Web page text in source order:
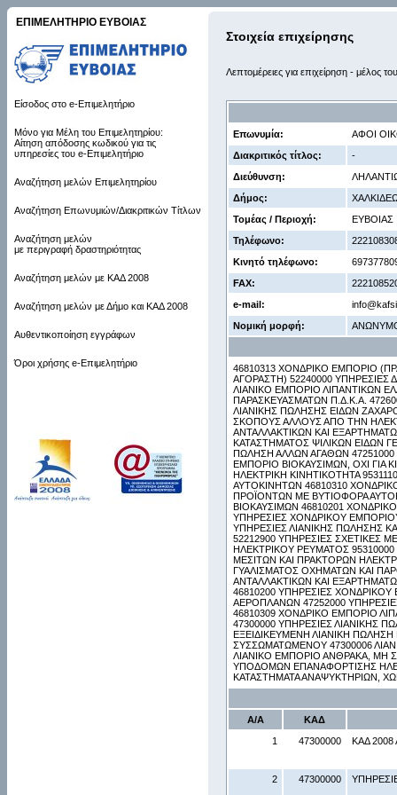
ΕΠΙΜΕΛΗΤΗΡΙΟ ΕΥΒΟΙΑΣ
Είσοδος στο e-Επιμελητήριο
Μόνο για Μέλη του Επιμελητηρίου:
Αίτηση απόδοσης κωδικού για τις
υπηρεσίες του e-Επιμελητήριο
Αναζήτηση μελών Επιμελητηρίου
Αναζήτηση Επωνυμιών/Διακριτικών Τίτλων
Αναζήτηση μελών
με περιγραφή δραστηριότητας
Αναζήτηση μελών με ΚΑΔ 2008
Αναζήτηση μελών με Δήμο και ΚΑΔ 2008
Αυθεντικοποίηση εγγράφων
Όροι χρήσης e-Επιμελητήριο
Στοιχεία επιχείρησης
Λεπτομέρειες για επιχείρηση - μέλος
Επωνυμία:
ΑΦΟΙ
Διακριτικός τίτλος:
-
Διεύθυνση:
Δήμος:
Τομέας / Περιοχή:
ΕΥΒΟΙΑΣ
Τηλέφωνο:
Κινητό τηλέφωνο:
FAX:
e-mail:
Νομική μορφή:
46810313 ΧΟΝΔΡΙΚΟ ΕΜΠΟΡΙΟ
ΑΓΟΡΑΣΤΗ) 52240000
ΛΙΑΝΙΚΟ ΕΜΠΟΡΙΟ ΛΙΠΑΝΤΙΚΩΝ
ΠΑΡΑΣΚΕΥΑΣΜΑΤΩΝ Π.Δ.Κ.Α.
ΛΙΑΝΙΚΗΣ ΠΩΛΗΣΗΣ ΕΙΔΩΝ
ΣΚΟΠΟΥΣ ΑΛΛΟΥΣ ΑΠΟ ΤΗΝ
ΑΝΤΑΛΛΑΚΤΙΚΩΝ ΚΑΙ
ΚΑΤΑΣΤΗΜΑΤΟΣ ΨΙΛΙΚΩΝ ΕΙΔΩΝ
ΠΩΛΗΣΗ ΑΛΛΩΝ ΑΓΑΘΩΝ
ΕΜΠΟΡΙΟ ΒΙΟΚΑΥΣΙΜΩΝ, ΟΧΙ ΓΙΑ
ΗΛΕΚΤΡΙΚΗ ΚΙΝΗΤΙΚΟΤΗΤΑ
ΑΥΤΟΚΙΝΗΤΩΝ 46810310
ΠΡΟΪΟΝΤΩΝ ΜΕ ΒΥΤΙΟΦΟΡΑ
ΒΙΟΚΑΥΣΙΜΩΝ 46810201
ΥΠΗΡΕΣΙΕΣ ΧΟΝΔΡΙΚΟΥ
ΥΠΗΡΕΣΙΕΣ ΛΙΑΝΙΚΗΣ ΠΩΛΗΣΗΣ
52212900 ΥΠΗΡΕΣΙΕΣ ΣΧΕΤΙΚΕΣ
ΗΛΕΚΤΡΙΚΟΥ ΡΕΥΜΑΤΟΣ
ΜΕΣΙΤΩΝ ΚΑΙ ΠΡΑΚΤΟΡΩΝ
ΓΥΑΛΙΣΜΑΤΟΣ ΟΧΗΜΑΤΩΝ ΚΑΙ
ΑΝΤΑΛΛΑΚΤΙΚΩΝ ΚΑΙ
46810200 ΥΠΗΡΕΣΙΕΣ
ΑΕΡΟΠΛΑΝΩΝ 47252000
46810309 ΧΟΝΔΡΙΚΟ ΕΜΠΟΡΙΟ
47300000 ΥΠΗΡΕΣΙΕΣ ΛΙΑΝΙΚΗΣ
ΕΞΕΙΔΙΚΕΥΜΕΝΗ ΛΙΑΝΙΚΗ
ΣΥΣΣΩΜΑΤΩΜΕΝΟΥ 47300006
ΛΙΑΝΙΚΟ ΕΜΠΟΡΙΟ ΑΝΘΡΑΚΑ, ΜΗ
ΥΠΟΔΟΜΩΝ ΕΠΑΝΑΦΟΡΤΙΣΗΣ
ΚΑΤΑΣΤΗΜΑΤΑ ΑΝΑΨΥΚΤΗΡΙΩΝ,
Α/Α
ΚΑΔ
1
47300000 ΚΑΔ 2008
2 47300000